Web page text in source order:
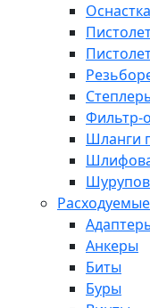
Фильтр-
Шланги
Анкеры
Биты
Буры